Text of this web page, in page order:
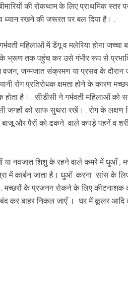
की रोकथाम के लिए प्राथमिक स्तर
ध्यान रखने की जरूरत पर बल दिया है। .
महिलाओं में डेंगू व मलेरिया होना जच्चा
के भ्रूण तक पहुंच कर उसे गंभीर रूप से
जन्मजात संक्रमण या प्रसव के दौरान
रोग प्रतिरोधक क्षमता होने के कारण
है। . सीडीसी ने गर्भवती महिलाओं को
जगहों को साफ सुथरा रखें। . रोग के
बाजू और पैरों को ढकने वाले कपड़े पहनें व
या नवजात शिशु के रहने वाले कमरे में धुआँ ,
में कार्बन जाता है। धुआँ करना सांस के
. मच्छरों के प्रजनन रोकने के लिए कीटनाशक
कर बाहर निकल जाएँ । घर में कूलर आदि